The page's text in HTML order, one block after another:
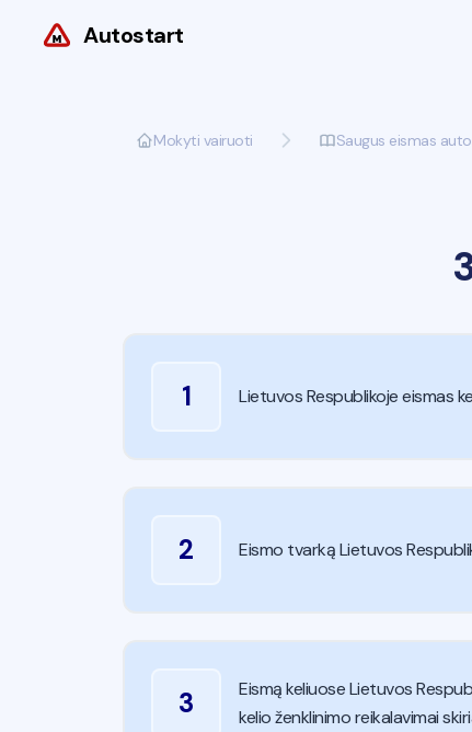
Autostart
Mokyti vairuoti Saugus eismas
1 Lietuvos Respublikoje eismas
2 Eismo tvarką Lietuvos
3
Eismą keliuose Lietuvos
kelio ženklinimo reikalavimai